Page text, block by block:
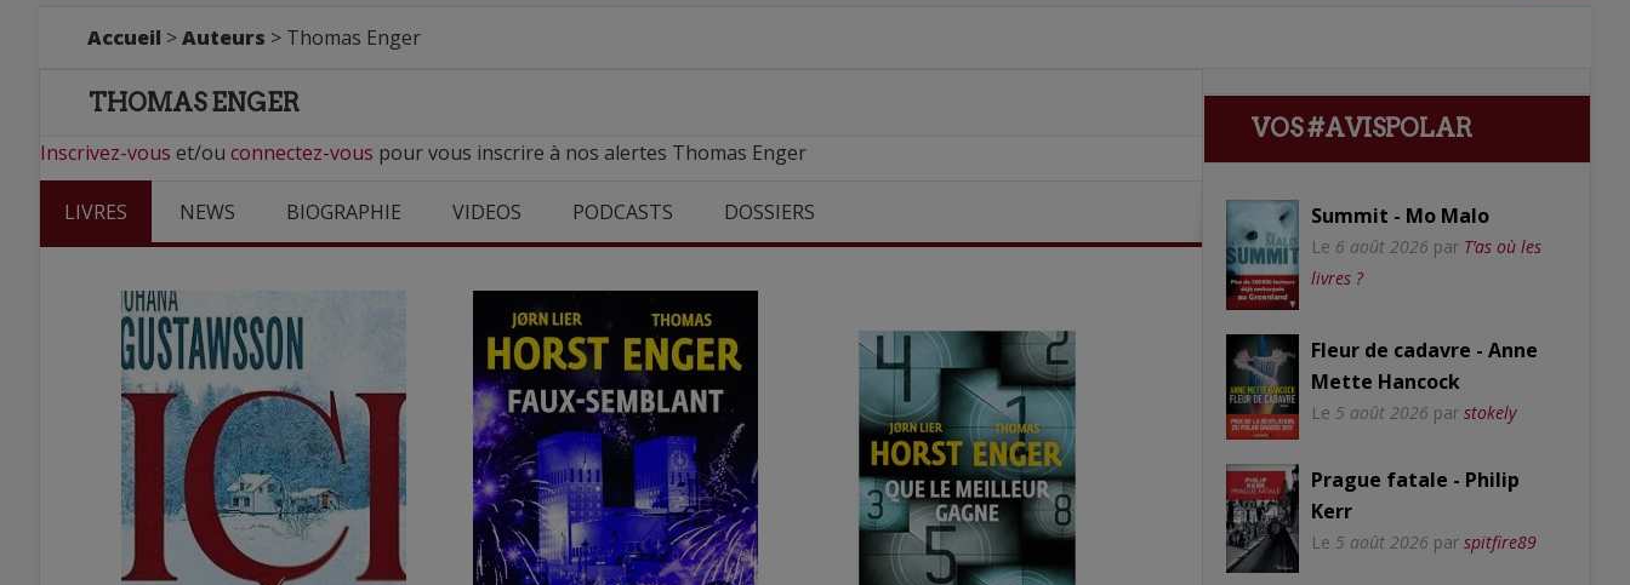
Accueil >Auteurs > Thomas Enger
THOMAS ENGER
Inscrivez-vous et/ou connectez-vous pour vous inscrire à nos alertes Thomas Enger
LIVRES NEWS BIOGRAPHIE VIDEOS PODCASTS DOSSIERS
VOS #AVISPOLAR
Summit - Mo Malo
Le 6 août 2026 par T’as où les
livres ?
Fleur de cadavre - Anne
Mette Hancock
Le 5 août 2026 par stokely
Prague fatale - Philip
Kerr
Le 5 août 2026 par spitfire89